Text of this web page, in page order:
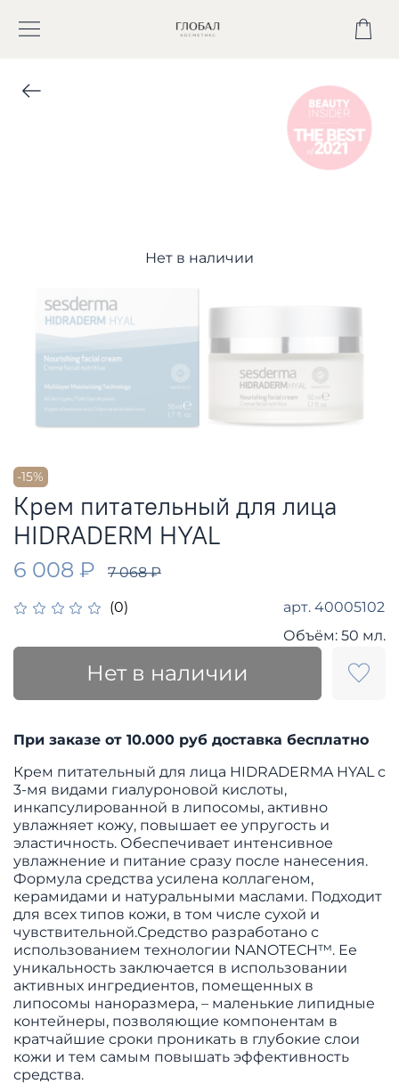
Нет в наличии
-15%
(0) арт. 40005102
Объём: 50 мл.
Крем питательный для лица
HIDRADERM HYAL
6 008 ₽ 7 068 ₽
Нет в наличии
При заказе от 10.000 руб доставка бесплатно
Крем питательный для лица HIDRADERMA HYAL с
3-мя видами гиалуроновой кислоты,
инкапсулированной в липосомы, активно
увлажняет кожу, повышает ее упругость и
эластичность. Обеспечивает интенсивное
увлажнение и питание сразу после нанесения.
Формула средства усилена коллагеном,
керамидами и натуральными маслами. Подходит
для всех типов кожи, в том числе сухой и
чувствительной.Средство разработано с
использованием технологии NANOTECH™. Ее
уникальность заключается в использовании
активных ингредиентов, помещенных в
липосомы наноразмера, – маленькие липидные
контейнеры, позволяющие компонентам в
кратчайшие сроки проникать в глубокие слои
кожи и тем самым повышать эффективность
средства.